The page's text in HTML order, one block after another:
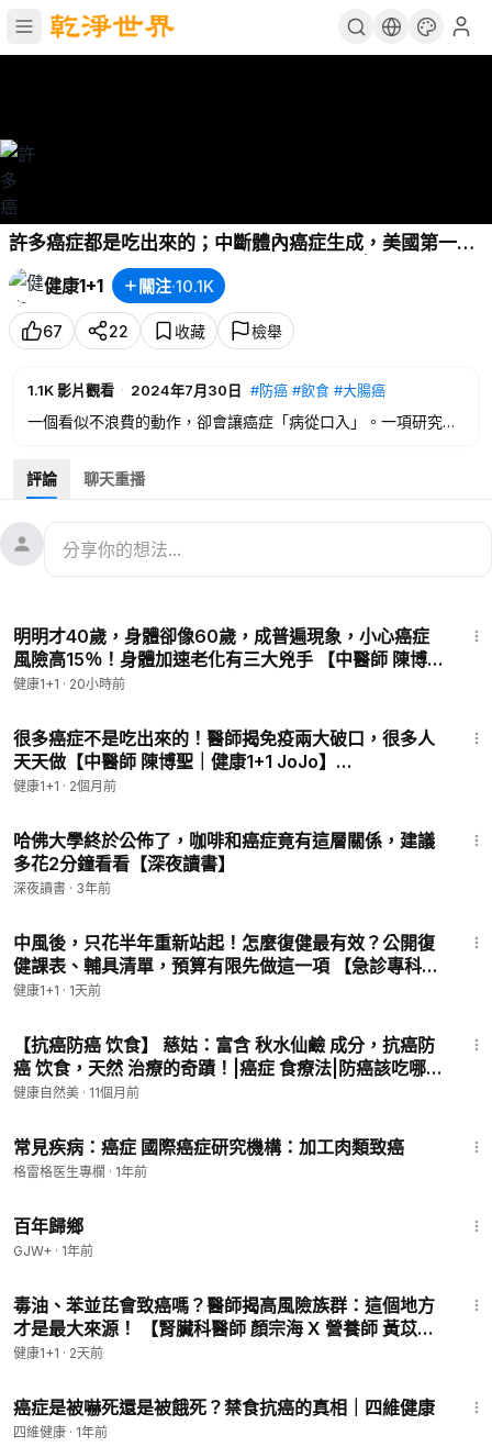
許多癌症都是吃出來的；中斷體內癌症生成，美國第一診
所建議：要靠這2類植化素（2024.07.30）| 健康1+1 · 直
播
健康1+1 關注·10.1K
67 22 收藏 檢舉
1.1K影片觀看 · 2024年7月30日 #防癌 #飲食 #大腸癌
一個看似不浪費的動作，卻會讓癌症「病從口入」。一項研究就
醫療國際），建議以一種飲食為基礎，能攝取到２種最有用的植
物化學物質，它們能中斷體內促發癌症產生的過程，保護身體免
充抗氧化劑和類胡蘿蔔素；還要避免4種烹煮方式。
00:00 癌從口入，防癌必吃蔬果和烹煮法
01:30 亂吃、不良飲食行為，癌症找上門
12:27
美國第一診所：2種最有用的植化素
————
張維浚
可苡營養諮詢中心營養師
美商營養品公司醫學部專員
＋臺灣營養學會 腎臟專科營養師
＋糖尿病衛教學會 糖尿病衛教師
＋肥胖研究學會 體重管理營養師
＋台灣運動營養學會 運動營養諮詢師
＋FIT TAIWAN ESN 基礎運動營養學課程 專任講師
＋藥師全國公會 2019藥師網路繼續教育課程 講師
＋著作：《癌症患者吃什麽-十大癌症營養處方》
————
► 觀看更多：
————
⭕️ 乾淨世界：
⭕️ 支持我們👉
https://donorbox.org/health1plus1
——
收聽Podcast👉
https://apple.co/3USFyUJ
——
‣‣ IG ►https://www.instagram.com/health1plus1/
‣‣ 推特-X ►
評論 聊天重播
明明才40歲，身體卻像60歲，成普遍現象，小心癌症
風險高15％！身體加速老化有三大兇手 【中醫師 陳博
聖｜健康1+1 JoJo】（2026.8.7）｜健康1+1 ·直播
健康1+1 · 20小時前
很多癌症不是吃出來的！醫師揭免疫兩大破口，很多人
天天做【中醫師 陳博聖｜健康1+1 JoJo】
（2026.5.13）｜健康1+1 ·直播
健康1+1 · 2個月前
哈佛大學終於公佈了，咖啡和癌症竟有這層關係，建議
多花2分鐘看看【深夜讀書】
深夜讀書 · 3年前
中風後，只花半年重新站起！怎麼復健最有效？公開復
健課表、輔具清單，預算有限先做這一項 【急診專科醫
師 鄭筆方｜健康1+1 JoJo】（2026.8.6）｜健康1+1 ·
健康1+1 · 1天前
【抗癌防癌 饮食】 慈姑：富含 秋水仙鹼 成分，抗癌防
癌 饮食，天然 治療的奇蹟！|癌症 食療法|防癌該吃哪些
食物？|抗癌 防癌
健康自然美 · 11個月前
常見疾病：癌症 國際癌症研究機構：加工肉類致癌
格雷格医生專欄 · 1年前
百年歸鄉
GJW+ · 1年前
毒油、苯並芘會致癌嗎？醫師揭高風險族群：這個地方
才是最大來源！ 【腎臟科醫師 顏宗海 X 營養師 黃苡菱
｜健康1+1 JoJo】（2026.8.05）健康1+1 · 直播精選
健康1+1 · 2天前
癌症是被嚇死還是被餓死？禁食抗癌的真相｜四維健康
四維健康 · 1年前